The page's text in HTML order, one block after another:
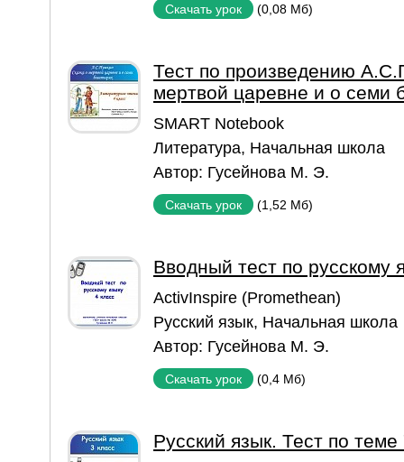
Скачать урок (0,08 Мб)
Тест по произведению
мертвой царевне и о семи
SMART Notebook
Литература, Начальная школа
Автор: Гусейнова М. Э.
Скачать урок (1,52 Мб)
Вводный тест по русскому
ActivInspire (Promethean)
Русский язык, Начальная школа
Автор: Гусейнова М. Э.
Скачать урок (0,4 Мб)
Русский язык. Тест по